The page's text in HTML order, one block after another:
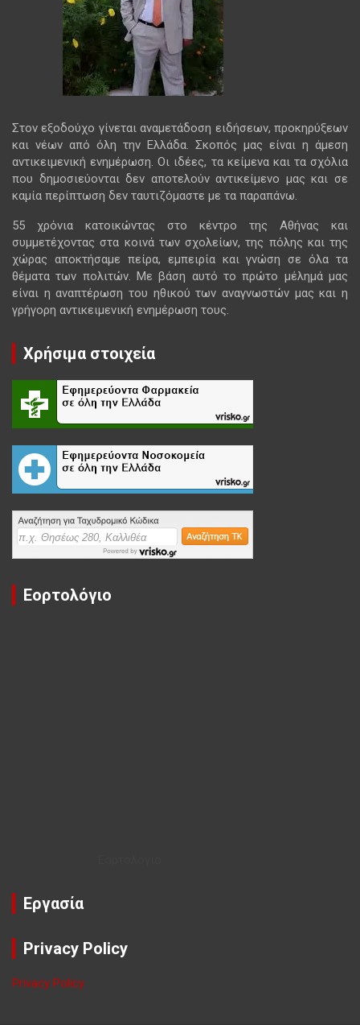
Στον εξοδούχο γίνεται αναμετάδοση ειδήσεων, προκηρύξεων
και νέων από όλη την Ελλάδα. Σκοπός μας είναι η άμεση
αντικειμενική ενημέρωση. Οι ιδέες, τα κείμενα και τα σχόλια
που δημοσιεύονται δεν αποτελούν αντικείμενο μας και σε
καμία περίπτωση δεν ταυτιζόμαστε με τα παραπάνω.
55 χρόνια κατοικώντας στο κέντρο της Αθήνας και
συμμετέχοντας στα κοινά των σχολείων, της πόλης και της
χώρας αποκτήσαμε πείρα, εμπειρία και γνώση σε όλα τα
θέματα των πολιτών. Με βάση αυτό το πρώτο μέλημά μας
είναι η αναπτέρωση του ηθικού των αναγνωστών μας και η
γρήγορη αντικειμενική ενημέρωση τους.
Χρήσιμα στοιχεία
Εορτολόγιο
Εργασία
Privacy Policy
Privacy Policy